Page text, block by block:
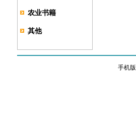
农业书籍
其他
手机版